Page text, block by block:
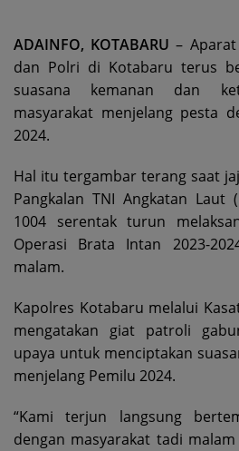
ADAINFO, KOTABARU –
dan Polri di Kotabaru terus
suasana kemanan dan
masyarakat menjelang pesta
2024.
Hal itu tergambar terang saat
Pangkalan TNI Angkatan Laut
1004 serentak turun
Operasi Brata Intan 2023-
malam.
Kapolres Kotabaru melalui
mengatakan giat patroli
upaya untuk menciptakan
menjelang Pemilu 2024.
“Kami terjun langsung
dengan masyarakat tadi